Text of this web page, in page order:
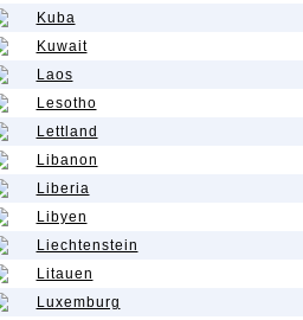
Kuba
Kuwait
Laos
Lesotho
Lettland
Libanon
Liberia
Libyen
Liechtenstein
Litauen
Luxemburg